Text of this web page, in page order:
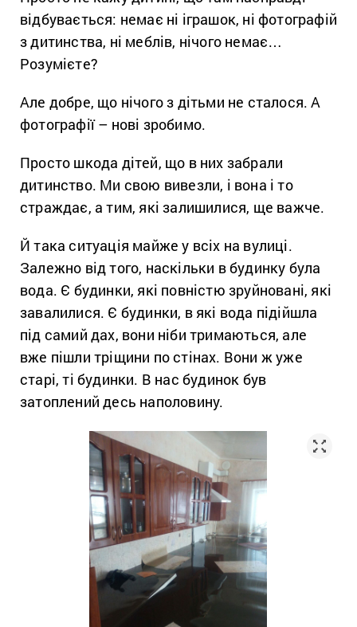
відбувається: немає ні іграшок, ні фотографій
з дитинства, ні меблів, нічого немає…
Розумієте?
Але добре, що нічого з дітьми не сталося. А
фотографії – нові зробимо.
Просто шкода дітей, що в них забрали
дитинство. Ми свою вивезли, і вона і то
страждає, а тим, які залишилися, ще важче.
Й така ситуація майже у всіх на вулиці.
Залежно від того, наскільки в будинку була
вода. Є будинки, які повністю зруйновані, які
завалилися. Є будинки, в які вода підійшла
під самий дах, вони ніби тримаються, але
вже пішли тріщини по стінах. Вони ж уже
старі, ті будинки. В нас будинок був
затоплений десь наполовину.